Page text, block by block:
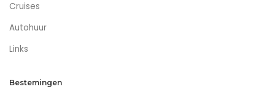
Cruises
Autohuur
Links
Bestemingen